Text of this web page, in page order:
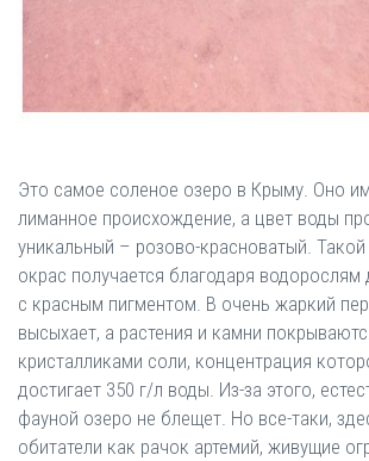
Это самое соленое озеро в Крыму. Оно
лиманное происхождение, а цвет воды
уникальный – розово-красноватый.
окрас получается благодаря
с красным пигментом. В очень жаркий
высыхает, а растения и камни
кристалликами соли, концентрация
достигает 350 г/л воды. Из-за этого,
фауной озеро не блещет. Но все-таки,
обитатели как рачок артемий, живущие